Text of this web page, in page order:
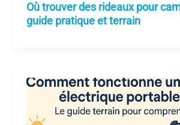
Où trouver des rideaux pour
guide pratique et terrain